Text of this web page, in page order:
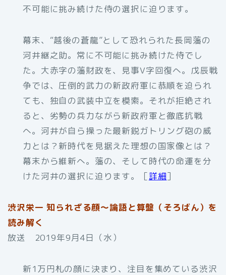
不可能に挑み続けた侍の選択に迫ります。
幕末、“越後の蒼龍”として恐れられた長岡藩の
河井継之助。常に不可能に挑み続けた侍でし
た。大赤字の藩財政を、見事V字回復へ。戊辰戦
争では、圧倒的武力の新政府軍に恭順を迫られ
ても、独自の武装中立を模索。それが拒絶され
ると、劣勢の兵力ながら新政府軍と徹底抗戦
へ。河井が自ら操った最新鋭ガトリング砲の威
力とは？新時代を見据えた理想の国家像とは？
幕末から維新へ。藩の、そして時代の命運を分
けた河井の選択に迫ります。［詳細］
渋沢栄一 知られざる顔～論語と算盤（そろばん）を
読み解く
放送 2019年9月4日（水）
新1万円札の顔に決まり、注目を集めている渋沢